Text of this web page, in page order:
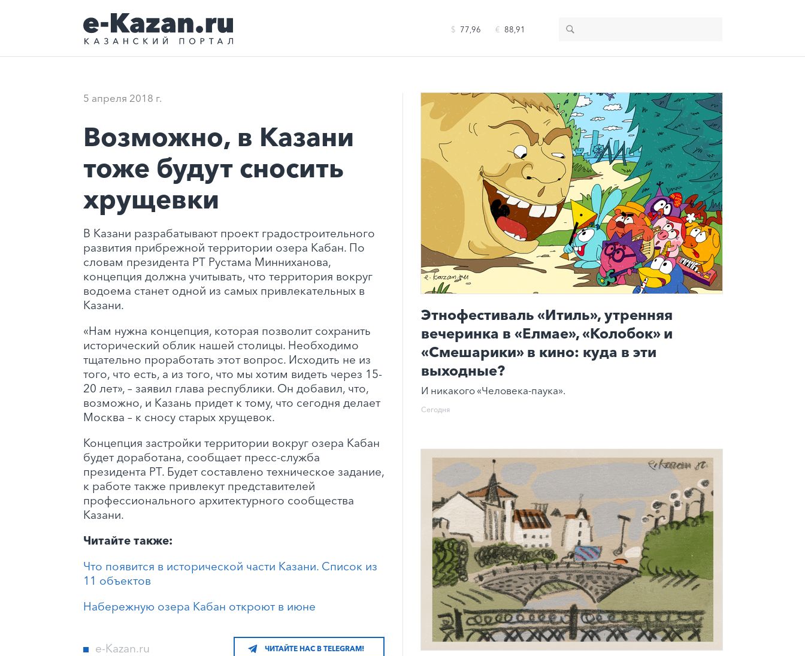
$ 77,96 € 88,91
5 апреля 2018 г.
Возможно, в Казани
тоже будут сносить
хрущевки
В Казани разрабатывают проект градостроительного
развития прибрежной территории озера Кабан. По
словам президента РТ Рустама Минниханова,
концепция должна учитывать, что территория вокруг
водоема станет одной из самых привлекательных в
Казани.
«Нам нужна концепция, которая позволит сохранить
исторический облик нашей столицы. Необходимо
тщательно проработать этот вопрос. Исходить не из
того, что есть, а из того, что мы хотим видеть через 15-
20 лет», – заявил глава республики. Он добавил, что,
возможно, и Казань придет к тому, что сегодня делает
Москва – к сносу старых хрущевок.
Концепция застройки территории вокруг озера Кабан
будет доработана, сообщает пресс-служба
президента РТ. Будет составлено техническое задание,
к работе также привлекут представителей
профессионального архитектурного сообщества
Казани.
Читайте также:
Что появится в исторической части Казани. Список из
11 объектов
Набережную озера Кабан откроют в июне
e-Kazan.ru ЧИТАЙТЕ НАС В TELEGRAM!
Этнофестиваль «Итиль», утренняя
вечеринка в «Елмае», «Колобок» и
«Смешарики» в кино: куда в эти
выходные?
И никакого «Человека-паука».
Сегодня